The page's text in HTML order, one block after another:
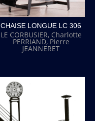
CHAISE LONGUE LC 306
LE CORBUSIER, Charlotte
PERRIAND, Pierre
JEANNERET